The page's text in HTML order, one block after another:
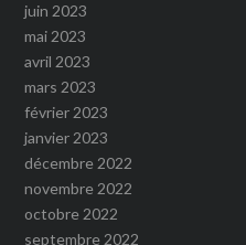
juin 2023
mai 2023
avril 2023
mars 2023
février 2023
janvier 2023
décembre 2022
novembre 2022
octobre 2022
septembre 2022